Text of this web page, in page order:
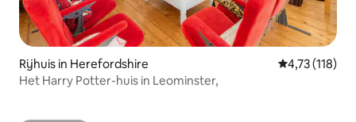
Rijhuis in Herefordshire Gemiddelde
4,73 (118)
Het Harry Potter-huis in Leominster,